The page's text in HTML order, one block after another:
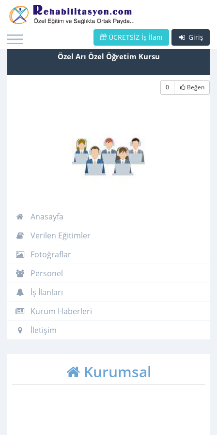
Giriş
ÜCRETSİZ İş İlanı
Özel Arı Özel Öğretim Kursu
0 Beğen
Anasayfa
Verilen Eğitimler
Fotoğraflar
Personel
İş İlanları
Kurum Haberleri
İletişim
Kurumsal